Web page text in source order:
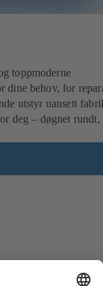
toppmoderne
dine behov, for
utstyr uansett
deg – døgnet rundt,